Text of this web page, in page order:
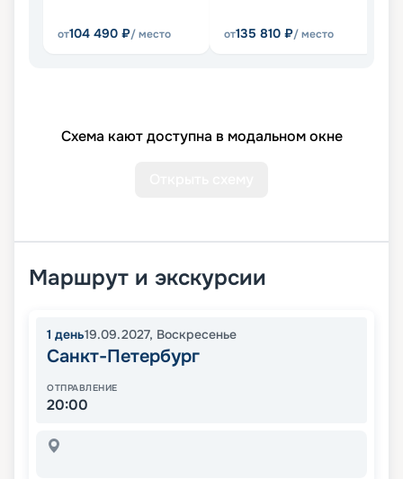
от104 490 ₽/ место от135 810 ₽/ место
Схема кают доступна в модальном окне
Маршрут и экскурсии
1 день19.09.2027, Воскресенье
Санкт-Петербург
ОТПРАВЛЕНИЕ
20:00